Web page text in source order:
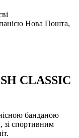
Нова Пошта,
CLASSIC
банданою
зі спортивним